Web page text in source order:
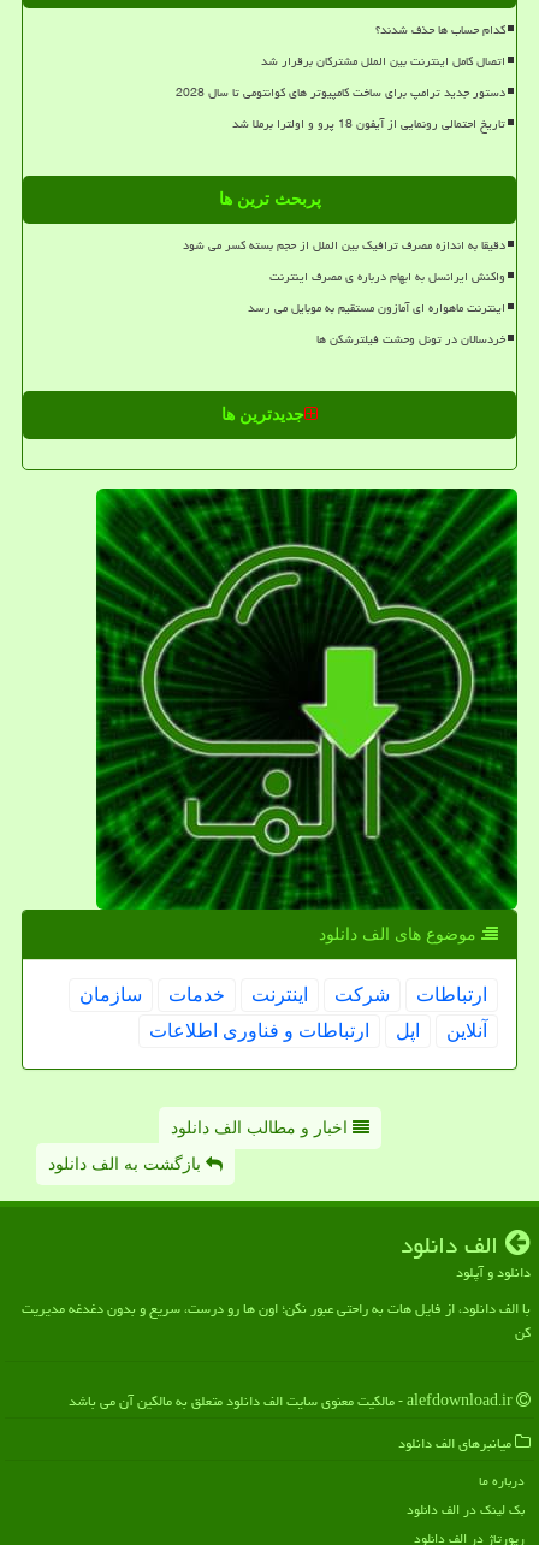
کدام حساب ها حذف شدند؟
اتصال کامل اینترنت بین الملل مشترکان برقرار شد
دستور جدید ترامپ برای ساخت کامپیوتر های کوانتومی تا سال 2028
تاریخ احتمالی رونمایی از آیفون 18 پرو و اولترا برملا شد
پربحث ترین ها
دقیقا به اندازه مصرف ترافیک بین الملل از حجم بسته کسر می شود
واکنش ایرانسل به ابهام درباره ی مصرف اینترنت
اینترنت ماهواره ای آمازون مستقیم به موبایل می رسد
خردسالان در تونل وحشت فیلترشکن ها
جدیدترین ها
موضوع های الف دانلود
ارتباطات شركت اینترنت خدمات
سازمان
آنلاین
اپل ارتباطات و فناوری اطلاعات
اخبار و مطالب الف دانلود
بازگشت به الف دانلود
الف دانلود
دانلود و آپلود
با الف دانلود، از فایل هات به راحتی عبور نکن؛ اون ها رو درست، سریع و بدون دغدغه مدیریت
کن
میانبرهای الف دانلود
درباره ما
بک لینک در الف دانلود
رپورتاژ در الف دانلود